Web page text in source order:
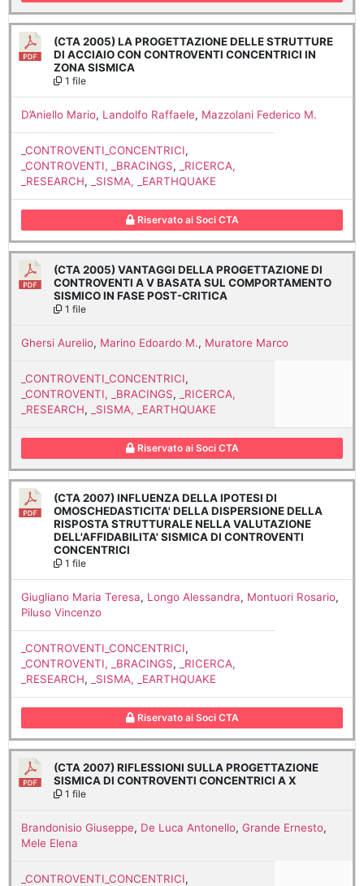
(CTA 2005) LA PROGETTAZIONE DELLE STRUTTURE
DI ACCIAIO CON CONTROVENTI CONCENTRICI IN
ZONA SISMICA
1 file
D’Aniello Mario, Landolfo Raffaele, Mazzolani Federico M.
_CONTROVENTI_CONCENTRICI,
_CONTROVENTI, _BRACINGS,
_RICERCA,
_RESEARCH, _SISMA, _EARTHQUAKE
Riservato ai Soci CTA
(CTA 2005) VANTAGGI DELLA PROGETTAZIONE DI
CONTROVENTI A V BASATA SUL COMPORTAMENTO
SISMICO IN FASE POST-CRITICA
1 file
Ghersi Aurelio, Marino Edoardo M., Muratore Marco
_CONTROVENTI_CONCENTRICI,
_CONTROVENTI, _BRACINGS,
_RICERCA,
_RESEARCH, _SISMA, _EARTHQUAKE
Riservato ai Soci CTA
(CTA 2007) INFLUENZA DELLA IPOTESI DI
OMOSCHEDASTICITA' DELLA DISPERSIONE DELLA
RISPOSTA STRUTTURALE NELLA VALUTAZIONE
DELL'AFFIDABILITA' SISMICA DI CONTROVENTI
CONCENTRICI
1 file
Giugliano Maria Teresa, Longo Alessandra, Montuori Rosario,
Piluso Vincenzo
_CONTROVENTI_CONCENTRICI,
_CONTROVENTI, _BRACINGS,
_RICERCA,
_RESEARCH, _SISMA, _EARTHQUAKE
Riservato ai Soci CTA
(CTA 2007) RIFLESSIONI SULLA PROGETTAZIONE
SISMICA DI CONTROVENTI CONCENTRICI A X
1 file
Brandonisio Giuseppe, De Luca Antonello, Grande Ernesto,
Mele Elena
_CONTROVENTI_CONCENTRICI,